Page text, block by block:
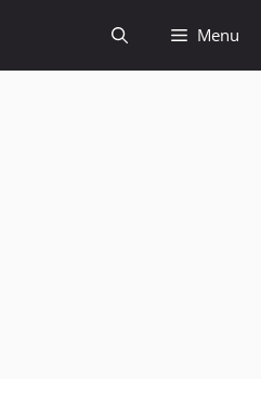
Menu